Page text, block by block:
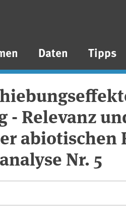
Daten Tipps
Relevanz
abiotischen
Nr. 5